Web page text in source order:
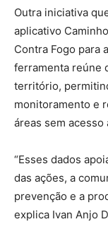
Outra iniciativa
aplicativo
Contra Fogo para
ferramenta reúne
território,
monitoramento e
áreas sem acesso
“Esses dados
das ações, a
prevenção e a
explica Ivan Anjo